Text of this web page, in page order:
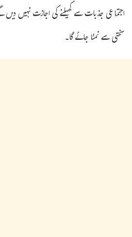
اجتماعی جذبات سے کھیلنے کی اجازت نہیں
سختی سے نمٹا جائے گا۔